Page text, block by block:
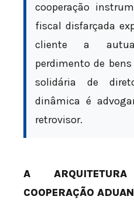
cooperação
fiscal disfarçada
cliente a
perdimento de
solidária de
dinâmica é
retrovisor.
A
COOPERAÇÃO